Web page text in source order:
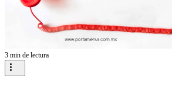
3 min de lectura